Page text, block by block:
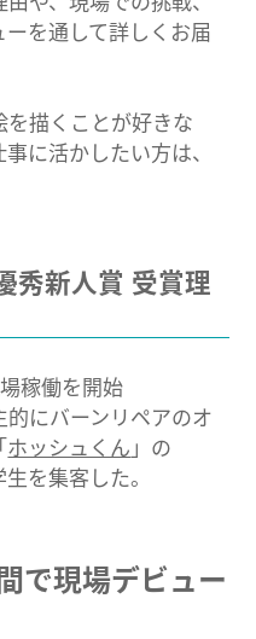
を通して詳しくお届
描くことが好きな
に活かしたい方は、
秀新人賞 受賞理
稼働を開始
にバーンリペアのオ
ホッシュくん 」の
を集客した。
で現場デビュー